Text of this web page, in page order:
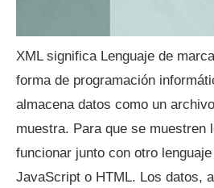
XML significa Lenguaje de
forma de programación
almacena datos como un
muestra. Para que se muestren
funcionar junto con otro
JavaScript o HTML. Los datos,